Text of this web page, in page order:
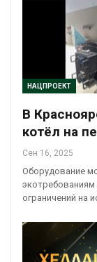
НАЦПРОЕКТ
В
котёл на
Сен 16, 2025
Оборудование
экотребованиям
ограничений на